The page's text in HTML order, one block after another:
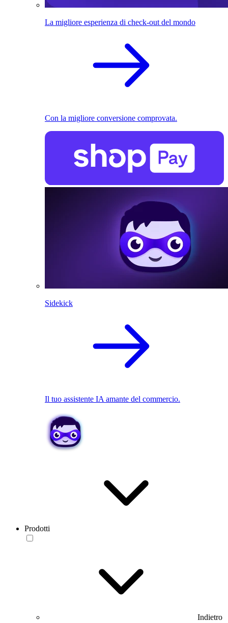
La migliore esperienza di check-out del mondo
Con la migliore conversione comprovata.
Sidekick
Il tuo assistente IA amante del commercio.
Prodotti
Indietro